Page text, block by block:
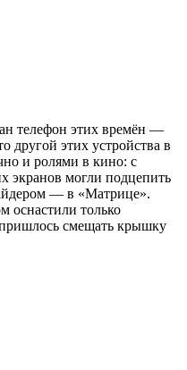
телефон этих времён —
другой этих устройства в
и ролями в кино: с
экранов могли подцепить
— в «Матрице».
оснастили только
смещать крышку